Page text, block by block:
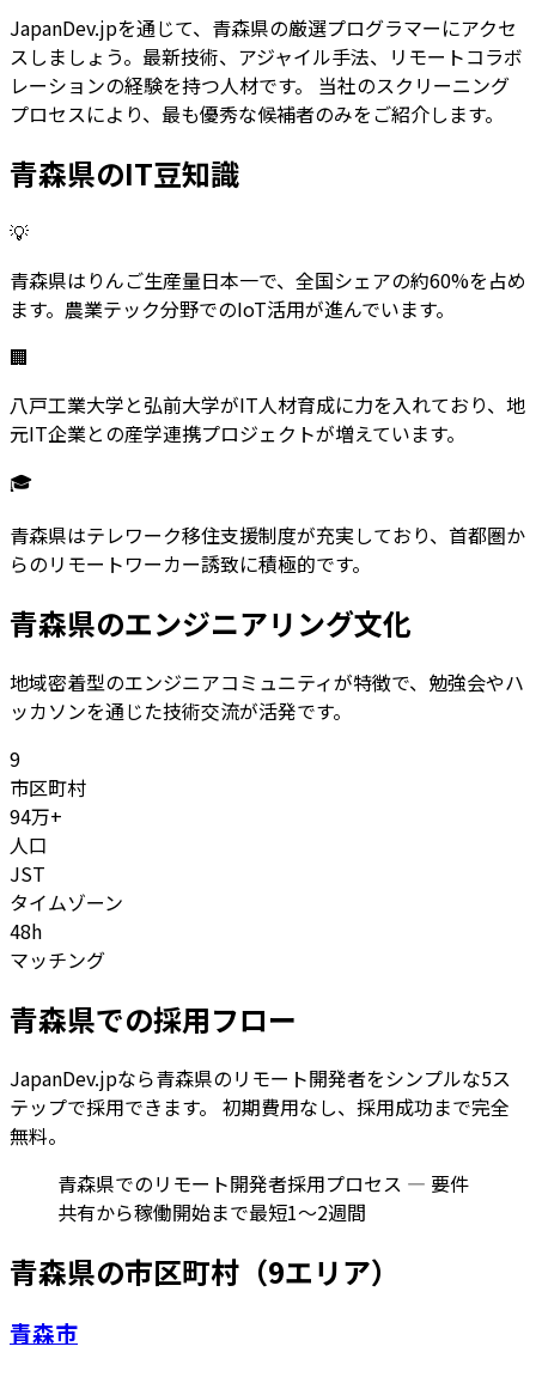
JapanDev.jpを通じて、 青森県の厳選プログラマーにアクセ
スしましょう。最新技術、アジャイル手法、リモートコラボ
レーションの経験を持つ人材です。 当社のスクリーニング
プロセスにより、最も優秀な候補者のみをご紹介します。
青森県のIT豆知識
💡
青森県はりんご生産量日本一で、全国シェアの約60%を占め
ます。農業テック分野でのIoT活用が進んでいます。
🏢
八戸工業大学と弘前大学がIT人材育成に力を入れており、地
元IT企業との産学連携プロジェクトが増えています。
🎓
青森県はテレワーク移住支援制度が充実しており、首都圏か
らのリモートワーカー誘致に積極的です。
青森県のエンジニアリング文化
地域密着型のエンジニアコミュニティが特徴で、勉強会やハ
ッカソンを通じた技術交流が活発です。
9
市区町村
94万+
人口
JST
タイムゾーン
48h
マッチング
青森県での採用フロー
JapanDev.jpなら青森県のリモート開発者をシンプルな5ス
テップで採用できます。 初期費用なし、採用成功まで完全
無料。
青森県でのリモート開発者採用プロセス — 要件
共有から稼働開始まで最短1〜2週間
青森県の市区町村（9エリア）
青森市